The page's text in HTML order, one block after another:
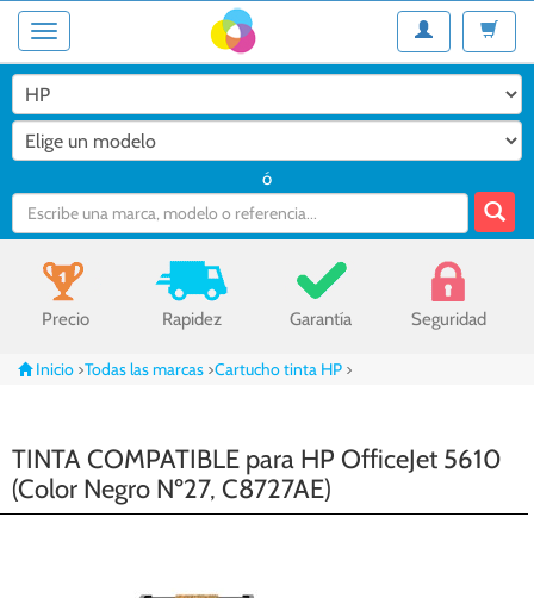
Desplegar
ó
Precio Rapidez Garantía Seguridad
Inicio >Todas las marcas >Cartucho tinta HP >
TINTA COMPATIBLE para HP OfficeJet 5610
(Color Negro Nº27, C8727AE)